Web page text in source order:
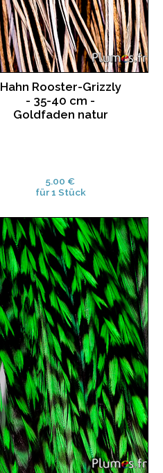
Hahn Rooster-Grizzly
- 35-40 cm -
Goldfaden natur
5.00 €
für 1 Stück